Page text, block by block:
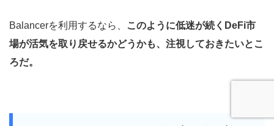
Balancerを利用するなら、
このように低迷が続くDeFi市
場が活気を取り戻せるかどうかも、注視しておきたいとこ
ろだ。